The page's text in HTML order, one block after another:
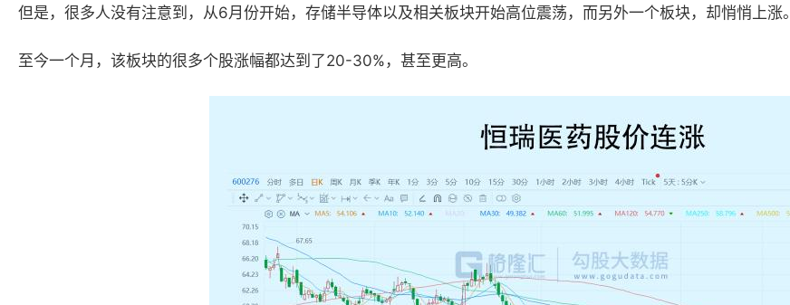
但是，很多人没有注意到，从6月份开始，存储半导体以及相关板块开始高位震荡，而另外一个板块，却悄悄上涨。
至今一个月，该板块的很多个股涨幅都达到了20-30%，甚至更高。